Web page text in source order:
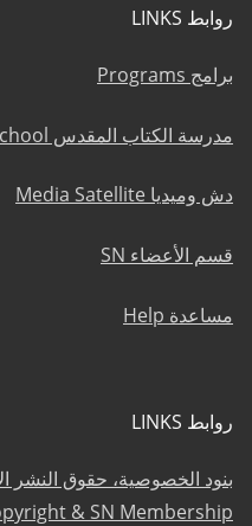
روابط LINKS
برامج Programs
مدرسة الكتاب المقدس Bible School
دش وميديا Media Satellite
قسم الأعضاء SN
مساعدة Help
روابط LINKS
بنود الخصوصية، حقوق النشر
& SN Membership